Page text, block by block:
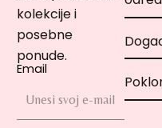
kolekcije i
posebne
ponude.
Email